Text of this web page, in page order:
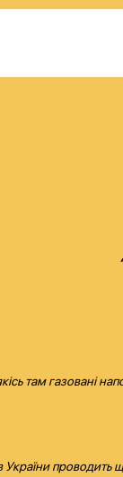
там газовані
проводить